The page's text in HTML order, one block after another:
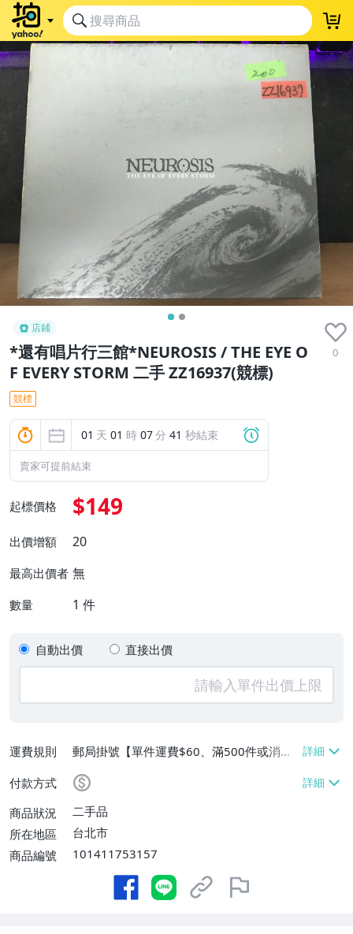
店鋪
*還有唱片行三館*NEUROSIS / THE EYE O
F EVERY STORM 二手 ZZ16937(競標)
0
競標
01 天 01 時 07分 41 秒結束
賣家可提前結束
起標價格 $149
出價增額 20
最高出價者 無
數量 1 件
自動出價 直接出價
運費規則
郵局掛號【單件運費$60、滿500件或消費
滿$20000免運費】
付款方式
商品狀況
二手品
所在地區
台北市
商品編號
101411753157